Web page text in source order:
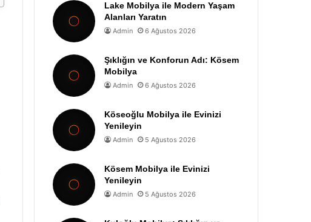
Lake Mobilya ile Modern Yaşam
Alanları Yaratın
Admin 6 Ağustos 2026
Şıklığın ve Konforun Adı: Kösem
Mobilya
Admin 6 Ağustos 2026
Köseoğlu Mobilya ile Evinizi
Yenileyin
Admin 5 Ağustos 2026
Kösem Mobilya ile Evinizi
Yenileyin
Admin 5 Ağustos 2026